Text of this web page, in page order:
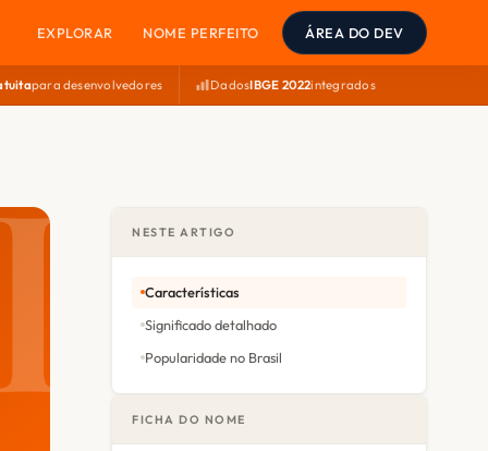
EXPLORAR NOME PERFEITO ÁREA DO DEV
para desenvolvedores DadosIBGE 2022integrados
NESTE ARTIGO
Características
Significado detalhado
Popularidade no Brasil
FICHA DO NOME